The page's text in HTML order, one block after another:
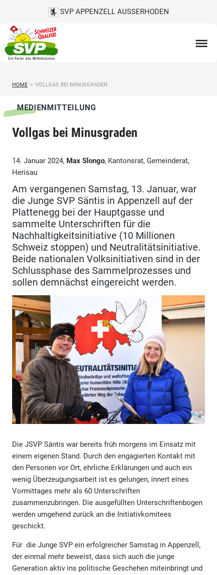
SVP APPENZELL AUSSERHODEN
HOME > VOLLGAS BEI MINUSGRADEN
MEDIENMITTEILUNG
Vollgas bei Minusgraden
14. Januar 2024, Max Slongo, Kantonsrat, Gemeinderat,
Herisau
Am vergangenen Samstag, 13. Januar, war
die Junge SVP Säntis in Appenzell auf der
Plattenegg bei der Hauptgasse und
sammelte Unterschriften für die
Nachhaltigkeitsinitiative (10 Millionen
Schweiz stoppen) und Neutralitätsinitiative.
Beide nationalen Volksinitiativen sind in der
Schlussphase des Sammelprozesses und
sollen demnächst eingereicht werden.
Die JSVP Säntis war bereits früh morgens im Einsatz mit
einem eigenen Stand. Durch den engagierten Kontakt mit
den Personen vor Ort, ehrliche Erklärungen und auch ein
wenig Überzeugungsarbeit ist es gelungen, innert eines
Vormittages mehr als 60 Unterschriften
zusammenzubringen. Die ausgefüllten Unterschriftenbogen
werden umgehend zurück an die Initiativkomitees
geschickt.
Für die Junge SVP ein erfolgreicher Samstag in Appenzell,
der einmal mehr beweist, dass sich auch die junge
Generation aktiv ins politische Geschehen miteinbringt und